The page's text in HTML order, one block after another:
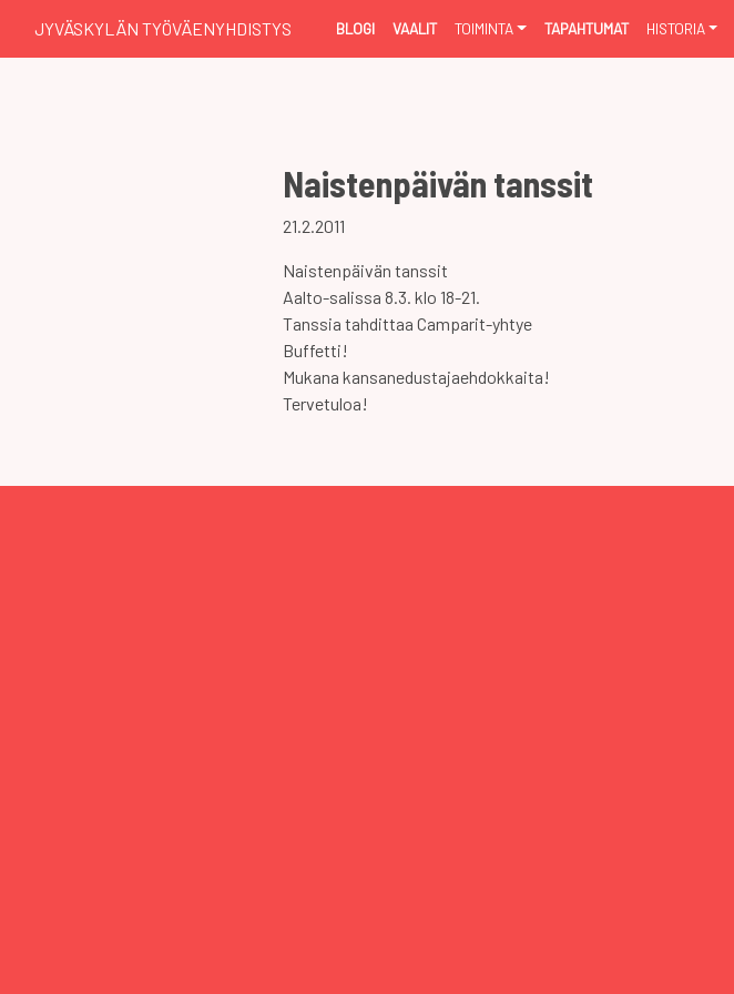
JYVÄSKYLÄN TYÖVÄENYHDISTYS BLOGI VAALIT TOIMINTA TAPAHTUMAT HISTORIA
Naistenpäivän tanssit
21.2.2011
Naistenpäivän tanssit
Aalto-salissa 8.3. klo 18-21.
Tanssia tahdittaa Camparit-yhtye
Buffetti!
Mukana kansanedustajaehdokkaita!
Tervetuloa!